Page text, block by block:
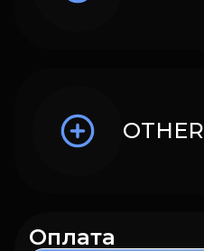
OTHER
Оплата